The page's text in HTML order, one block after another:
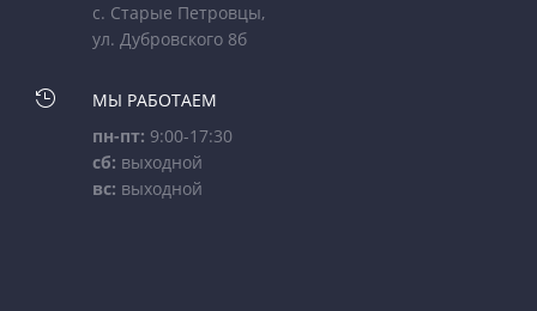
с. Старые Петровцы,
ул. Дубровского 8б

МЫ РАБОТАЕМ
пн-пт: 9:00-17:30
сб: выходной
вс: выходной